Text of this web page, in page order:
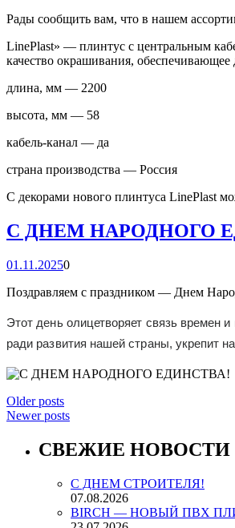
Рады сообщить вам, что в нашем
LinePlast» — плинтус с центральным
качество окрашивания,
длина, мм — 2200
высота, мм — 58
кабель-канал — да
страна производства — Россия
С декорами нового плинтуса LinePlast
С ДНЕМ НАРОДНОГО
01.11.20250
Поздравляем с праздником — Днем
Этот день олицетворяет связь времен
ради развития нашей страны, укрепит
Older posts
Newer posts
СВЕЖИЕ НОВОСТИ
С ДНЕМ СТРОИТЕЛЯ!
07.08.2026
BIRCH — НОВЫЙ ПВХ